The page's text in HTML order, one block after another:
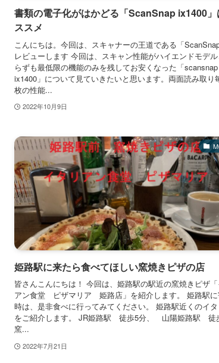
書類の電子化がはかどる「ScanSnap ix1400」
ススメ
こんにちは。今回は、スキャナーの王道である「
レビューします 今回は、スキャン性能がハイエンドモデ
らずも最低限の機能のみを残してお安くなった「scansnap
ix1400」について見ていきたいと思います。両面読み取り
枚の性能...
2022年10月9日
姫路駅に来たら食べてほしい窯焼きピザの店
皆さんこんにちは！ 今回は、姫路駅の駅近の窯焼きピザ「
アン食堂 ピザマリア 姫路店」を紹介します。 姫路駅に
時は、是非食べに行ってみてください。 姫路駅近くのイ
をご紹介します。 JR姫路駅 徒歩5分、 山陽姫路駅 徒
窯...
2022年7月21日